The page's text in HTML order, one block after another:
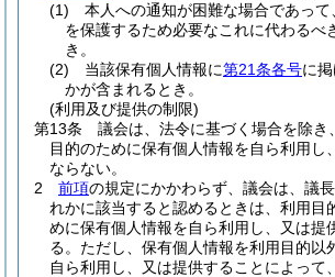
(1)
本人への通知が困難な場合であっ
を保護するため必要なこれに代わるべ
き。
(2)
当該保有個人情報に第21条各号に
かが含まれるとき。
(利用及び提供の制限)
第13条
議会は、法令に基づく場合を除き
目的のために保有個人情報を自ら利用し
ならない。
2
前項の規定にかかわらず、議会は、議
れかに該当すると認めるときは、利用目
めに保有個人情報を自ら利用し、又は提
る。 ただし、保有個人情報を利用目的以
自ら利用し、又は提供することによって